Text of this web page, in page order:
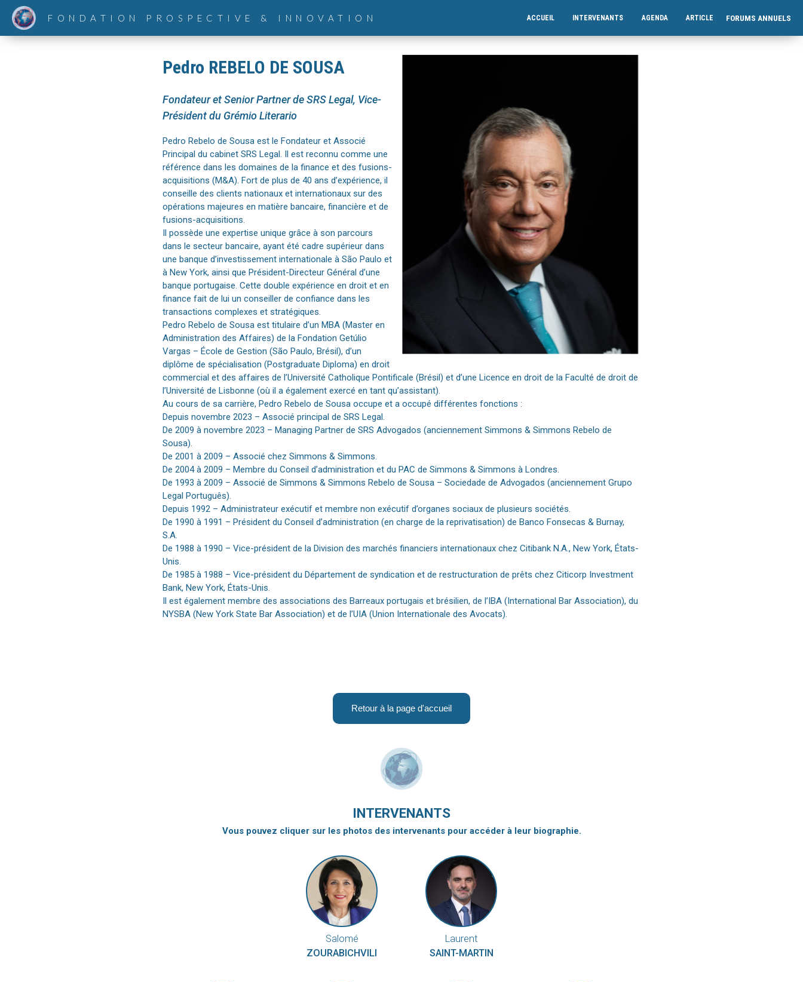
FONDATION PROSPECTIVE & INNOVATION ACCUEIL INTERVENANTS AGENDA ARTICLE FORUMS ANNUELS
Pedro REBELO DE SOUSA
Fondateur et Senior Partner de SRS Legal, Vice-
Président du Grémio Literario
Pedro Rebelo de Sousa est le Fondateur et Associé
Principal du cabinet SRS Legal. Il est reconnu comme une
référence dans les domaines de la finance et des fusions-
acquisitions (M&A). Fort de plus de 40 ans d’expérience, il
conseille des clients nationaux et internationaux sur des
opérations majeures en matière bancaire, financière et de
fusions-acquisitions.
Il possède une expertise unique grâce à son parcours
dans le secteur bancaire, ayant été cadre supérieur dans
une banque d’investissement internationale à São Paulo et
à New York, ainsi que Président-Directeur Général d’une
banque portugaise. Cette double expérience en droit et en
finance fait de lui un conseiller de confiance dans les
transactions complexes et stratégiques.
Pedro Rebelo de Sousa est titulaire d’un MBA (Master en
Administration des Affaires) de la Fondation Getúlio
Vargas – École de Gestion (São Paulo, Brésil), d’un
diplôme de spécialisation (Postgraduate Diploma) en droit
commercial et des affaires de l’Université Catholique Pontificale (Brésil) et d’une Licence en droit de la Faculté de droit de
l’Université de Lisbonne (où il a également exercé en tant qu’assistant).
Au cours de sa carrière, Pedro Rebelo de Sousa occupe et a occupé différentes fonctions :
Depuis novembre 2023 – Associé principal de SRS Legal.
De 2009 à novembre 2023 – Managing Partner de SRS Advogados (anciennement Simmons & Simmons Rebelo de
Sousa).
De 2001 à 2009 – Associé chez Simmons & Simmons.
De 2004 à 2009 – Membre du Conseil d’administration et du PAC de Simmons & Simmons à Londres.
De 1993 à 2009 – Associé de Simmons & Simmons Rebelo de Sousa – Sociedade de Advogados (anciennement Grupo
Legal Português).
Depuis 1992 – Administrateur exécutif et membre non exécutif d’organes sociaux de plusieurs sociétés.
De 1990 à 1991 – Président du Conseil d’administration (en charge de la reprivatisation) de Banco Fonsecas & Burnay,
S.A.
De 1988 à 1990 – Vice-président de la Division des marchés financiers internationaux chez Citibank N.A., New York, États-
Unis.
De 1985 à 1988 – Vice-président du Département de syndication et de restructuration de prêts chez Citicorp Investment
Bank, New York, États-Unis.
Il est également membre des associations des Barreaux portugais et brésilien, de l’IBA (International Bar Association), du
NYSBA (New York State Bar Association) et de l’UIA (Union Internationale des Avocats).
Retour à la page d'accueil
INTERVENANTS
Vous pouvez cliquer sur les photos des intervenants pour accéder à leur biographie.
Salomé
ZOURABICHVILI
Laurent
SAINT-MARTIN